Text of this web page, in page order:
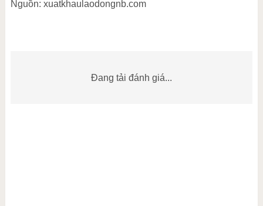
Nguồn: xuatkhaulaodongnb.com
Đang tải đánh giá...